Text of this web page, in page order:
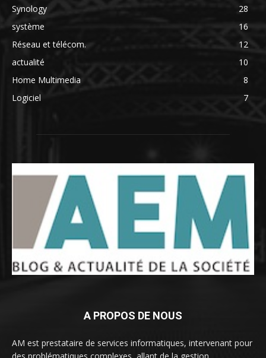
Synology
28
système
16
Réseau et télécom.
12
actualité
10
Home Multimedia
8
Logiciel
7
A PROPOS DE NOUS
AM est prestataire de services informatiques, intervenant pour